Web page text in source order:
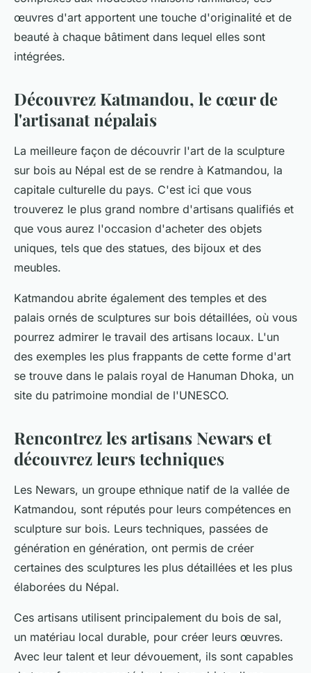
œuvres d'art apportent une touche d'originalité et de
beauté à chaque bâtiment dans lequel elles sont
intégrées.
Découvrez Katmandou, le cœur de
l'artisanat népalais
La meilleure façon de découvrir l'art de la sculpture
sur bois au Népal est de se rendre à Katmandou, la
capitale culturelle du pays. C'est ici que vous
trouverez le plus grand nombre d'artisans qualifiés et
que vous aurez l'occasion d'acheter des objets
uniques, tels que des statues, des bijoux et des
meubles.
Katmandou abrite également des temples et des
palais ornés de sculptures sur bois détaillées, où vous
pourrez admirer le travail des artisans locaux. L'un
des exemples les plus frappants de cette forme d'art
se trouve dans le palais royal de Hanuman Dhoka, un
site du patrimoine mondial de l'UNESCO.
Rencontrez les artisans Newars et
découvrez leurs techniques
Les Newars, un groupe ethnique natif de la vallée de
Katmandou, sont réputés pour leurs compétences en
sculpture sur bois. Leurs techniques, passées de
génération en génération, ont permis de créer
certaines des sculptures les plus détaillées et les plus
élaborées du Népal.
Ces artisans utilisent principalement du bois de sal,
un matériau local durable, pour créer leurs œuvres.
Avec leur talent et leur dévouement, ils sont capables